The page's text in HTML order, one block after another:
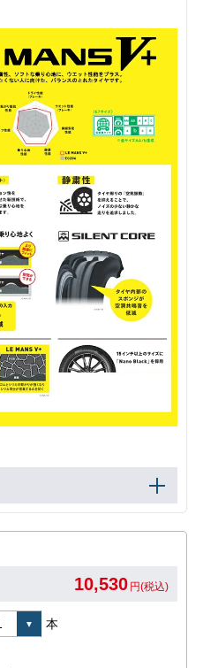
10,530 円(税込)
本